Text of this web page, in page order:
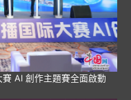
AI 創作主題賽全面啟動